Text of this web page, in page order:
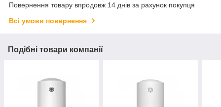
Повернення товару впродовж 14 днів за рахунок покупця
Всі умови повернення
Подібні товари компанії